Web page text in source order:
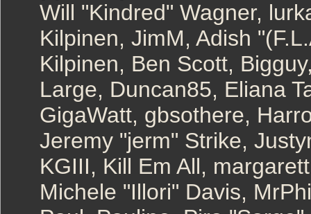
Will "Kindred" Wagner,
Kilpinen, JimM, Adish
Kilpinen, Ben Scott,
Large, Duncan85, Eliana
GigaWatt, gbsothere,
Jeremy "jerm" Strike,
KGIII, Kill Em All,
Michele "Illori" Davis,